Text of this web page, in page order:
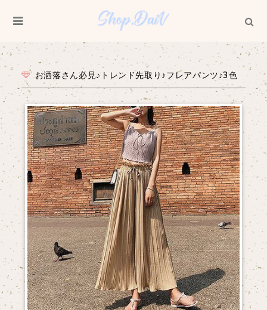
お洒落さん必見♪トレンド先取り♪フレアパンツ♪3色